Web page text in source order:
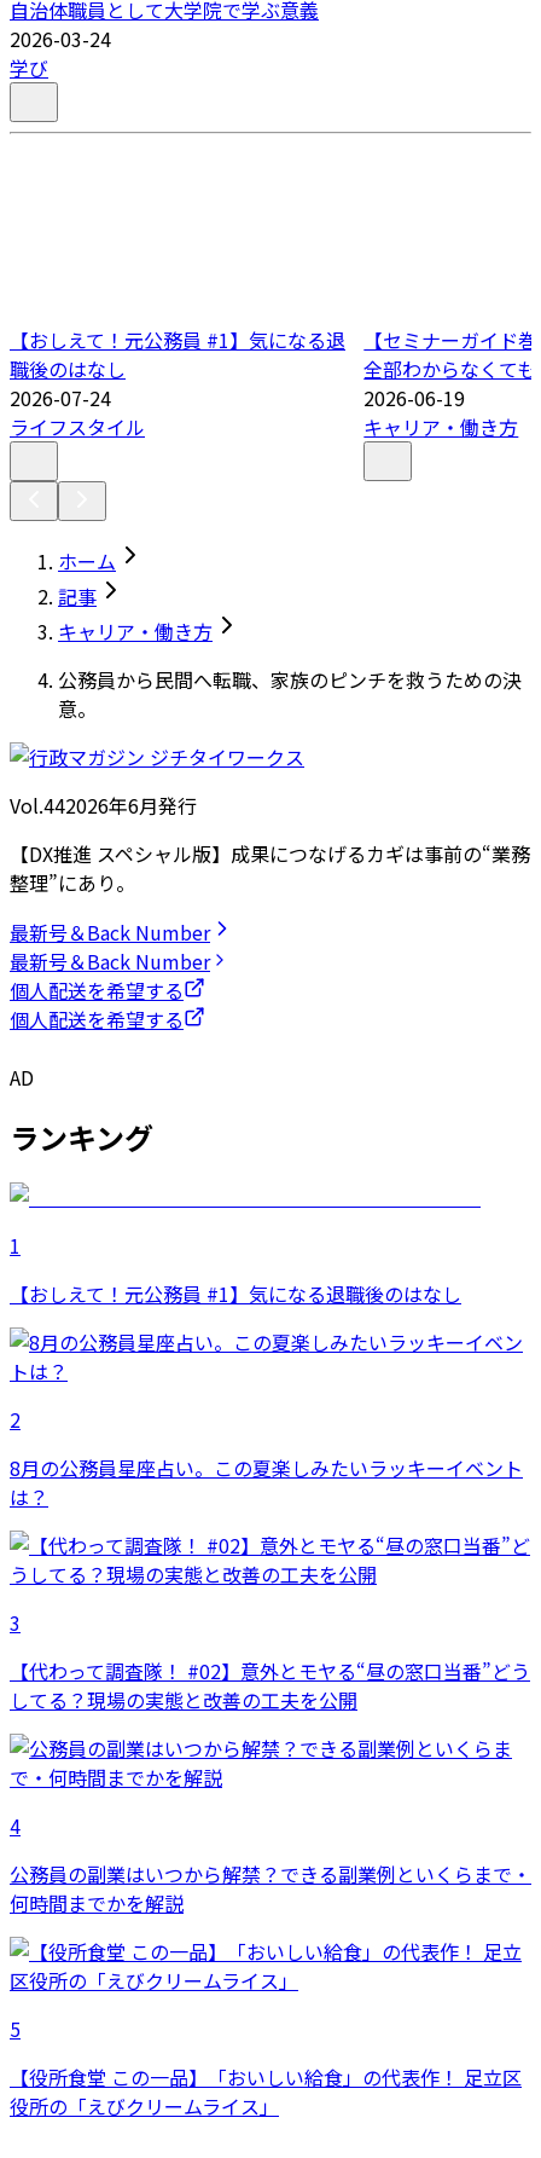
自治体職員として大学院で学ぶ意義
2026-03-24
学び
【おしえて！元公務員 #1】気になる退
職後のはなし
2026-07-24
ライフスタイル
【セミナーガイド
全部わからなくて
2026-06-19
キャリア・働き方
ホーム
記事
キャリア・働き方
公務員から民間へ転職、家族のピンチを救うための決
意。
Vol.442026年6月発行
【DX推進 スペシャル版】成果につなげるカギは事前の“業務
整理”にあり。
最新号＆Back Number
最新号＆Back Number
個人配送を希望する
個人配送を希望する
AD
ランキング
1
【おしえて！元公務員 #1】気になる退職後のはなし
2
8月の公務員星座占い。この夏楽しみたいラッキーイベント
は？
3
【代わって調査隊！ #02】意外とモヤる“昼の窓口当番”どう
してる？現場の実態と改善の工夫を公開
4
公務員の副業はいつから解禁？できる副業例といくらまで・
何時間までかを解説
5
【役所食堂 この一品】「おいしい給食」の代表作！ 足立区
役所の「えびクリームライス」